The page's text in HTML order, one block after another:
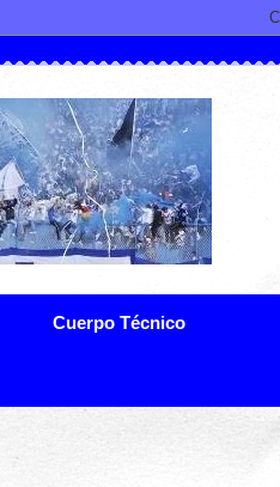
Cuerpo Técnico